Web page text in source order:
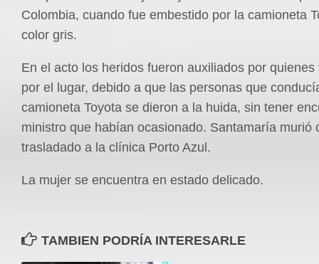
Colombia, cuando fue embestido por la camioneta
color gris.
En el acto los heridos fueron auxiliados por quienes
por el lugar, debido a que las personas que
camioneta Toyota se dieron a la huida, sin tener
ministro que habían ocasionado. Santamaría murió
trasladado a la clínica Porto Azul.
La mujer se encuentra en estado delicado.
TAMBIEN PODRÍA INTERESARLE